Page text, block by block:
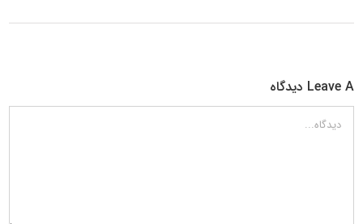
Leave A دیدگاه
دیدگاه